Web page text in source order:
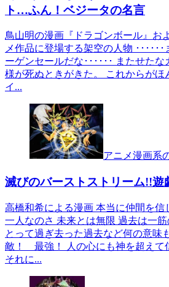
ト…ふん！ベジータの名言
鳥山明の漫画『ドラゴンボール』お
メ作品に登場する架空の人物 ･････
ーゲンセールだな･･････ またせた
様が死ぬときがきた。 これからが
イ...
アニメ漫画系
滅びのバーストストリーム!!遊
高橋和希による漫画 本当に仲間を信
一人なのさ 未来とは無限 過去は一
とって過ぎ去った過去など何の意
敵！ 最強！ 人の心にも神を超えて
それに...